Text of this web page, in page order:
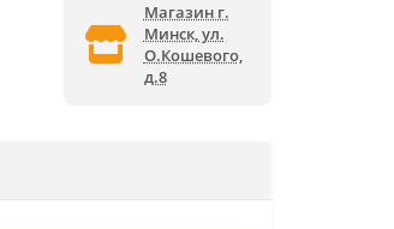
Магазин г.
Минск, ул.
О.Кошевого,
д.8